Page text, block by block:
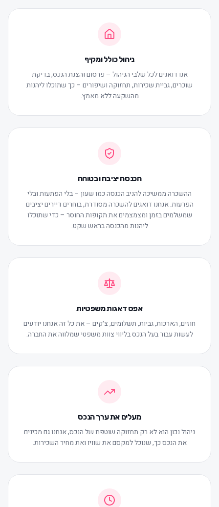
ניהול כולל ומקיף
אנו דואגים לכל שלבי הניהול – פרסום והצגת הנכס, בדיקת
שוכרים, גביית שכירות, תחזוקה ושיפורים – כך שתוכלו ליהנות
מהשקעה ללא מאמץ.
הכנסה יציבה ובטוחה
ההשכרה ממשיכה להניב הכנסה כמו שעון – בלי הפתעות ובלי
הפרעות. אנחנו דואגים להשכרה מסודרת, בוחרים דיירים יציבים
שמשלמים בזמן ומצמצמים את תקופות החוסר – כדי שתוכלו
ליהנות מהכנסה בראש שקט.
אפס דאגות משפטיות
חוזים, הארכות, גביות, תשלומים, צ׳קים – את כל זה אנחנו יודעים
לעשות עבור בעל הנכס בליווי צוות משפטי שמלווה את החברה.
מעלים את ערך הנכס
ניהול נכון הוא לא רק תחזוקה שוטפת של הנכס, אנחנו גם מכינים
את הנכס כך, שנוכל למקסם את שוויו ואת מחיר השכירות.